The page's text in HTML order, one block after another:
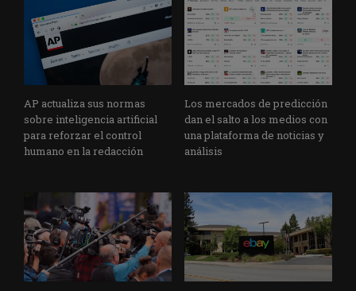
AP actualiza sus normas
sobre inteligencia artificial
para reforzar el control
humano en la redacción
Los mercados de predicción
dan el salto a los medios con
una plataforma de noticias y
análisis